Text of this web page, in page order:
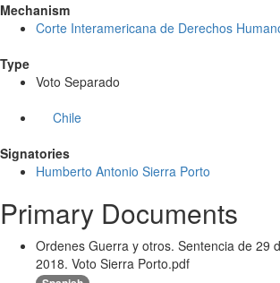
Mechanism
Corte Interamericana de Derechos
Type
Voto Separado
Chile
Signatories
Humberto Antonio Sierra Porto
Primary Documents
Ordenes Guerra y otros. Sentencia de 29
2018. Voto Sierra Porto.pdf